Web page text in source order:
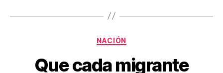
o
Categorías
NACIÓN
Que cada migrante